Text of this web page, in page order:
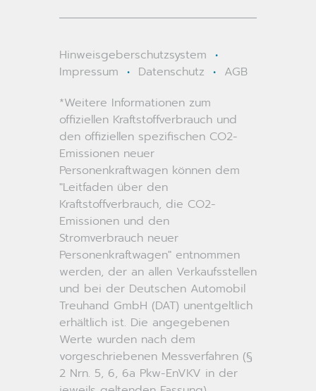
Hinweisgeberschutzsystem •
Impressum • Datenschutz • AGB
*Weitere Informationen zum
offiziellen Kraftstoffverbrauch und
den offiziellen spezifischen CO2-
Emissionen neuer
Personenkraftwagen können dem
"Leitfaden über den
Kraftstoffverbrauch, die CO2-
Emissionen und den
Stromverbrauch neuer
Personenkraftwagen" entnommen
werden, der an allen Verkaufsstellen
und bei der Deutschen Automobil
Treuhand GmbH (DAT) unentgeltlich
erhältlich ist. Die angegebenen
Werte wurden nach dem
vorgeschriebenen Messverfahren (§
2 Nrn. 5, 6, 6a Pkw-EnVKV in der